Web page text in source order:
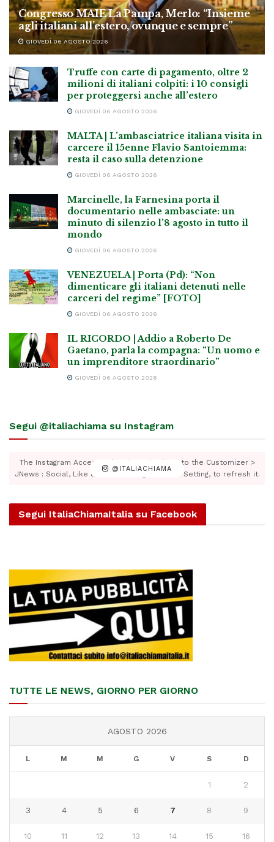
Congresso MAIE La Pampa, Merlo: “Insieme
agli italiani all’estero, ovunque e sempre”
GIOVEDÌ 06 AGOSTO 2026
Truffe con carte di pagamento, oltre 2
milioni di italiani colpiti: i 10 consigli
per proteggersi anche all’estero
GIOVEDÌ 06 AGOSTO 2026
MALTA | L’ambasciatrice italiana visita in
carcere il 15enne Flavio Santoiemma:
resta il caso sulla detenzione
GIOVEDÌ 06 AGOSTO 2026
Marcinelle, la Farnesina porta il
documentario nelle ambasciate: un
minuto di silenzio l’8 agosto in tutto il
mondo
GIOVEDÌ 06 AGOSTO 2026
VENEZUELA | Porta (Pd): “Non
dimenticare gli italiani detenuti nelle
carceri del regime” [FOTO]
GIOVEDÌ 06 AGOSTO 2026
IL RICORDO | Addio a Roberto De
Gaetano, parla la compagna: “Un uomo e
un imprenditore straordinario”
GIOVEDÌ 06 AGOSTO 2026
Segui @italiachiama su Instagram
@ITALIACHIAMA
The Instagram Access Token is expired, Go to the Customizer >
JNews : Social, Like & View > Instagram Feed Setting, to refresh it.
Segui ItaliaChiamaItalia su Facebook
TUTTE LE NEWS, GIORNO PER GIORNO
AGOSTO 2026
L M M G V S D
1 2
3 4 5 6 7 8 9
10 11 12 13 14 15 16